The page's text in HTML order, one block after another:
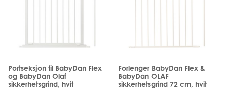
Portseksjon til BabyDan Flex
og BabyDan Olaf
sikkerhetsgrind, hvit
Forlenger BabyDan Flex &
BabyDan OLAF
sikkerhetsgrind 72 cm, hvit